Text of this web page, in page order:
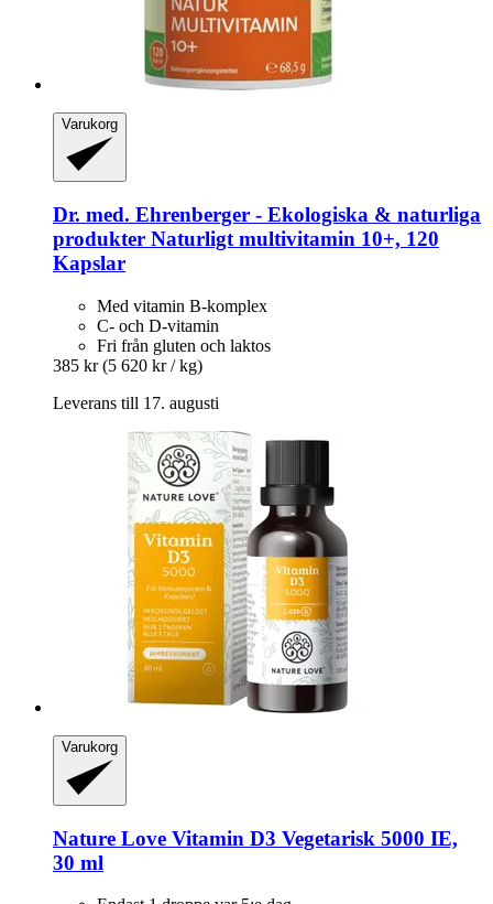
Varukorg
Dr. med. Ehrenberger - Ekologiska & naturliga
produkter Naturligt multivitamin 10+, 120
Kapslar
Med vitamin B-komplex
C- och D-vitamin
Fri från gluten och laktos
385 kr (5 620 kr / kg)
Leverans till 17. augusti
Varukorg
Nature Love Vitamin D3 Vegetarisk 5000 IE,
30 ml